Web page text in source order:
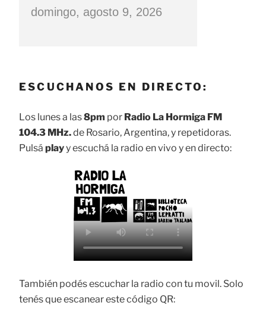
domingo, agosto 9, 2026
ESCUCHANOS EN DIRECTO:
Los lunes a las8pm por Radio La Hormiga FM
104.3 MHz.de Rosario, Argentina, y repetidoras.
Pulsá playy escuchá la radio en vivo y en directo:
También podés escuchar la radio con tu movil. Solo
tenés que escanear este código QR: